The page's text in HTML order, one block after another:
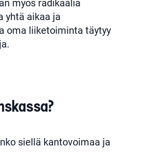
myös radikaalia
yhtä aikaa ja
oma liiketoiminta täytyy
siellä kantovoimaa ja